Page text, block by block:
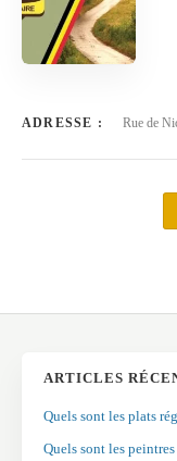
ADRESSE : Rue de
ARTICLES
Quels sont les plats
Quels sont les